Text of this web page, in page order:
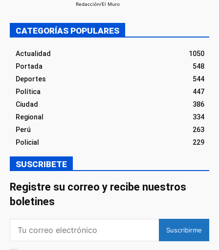
Redacción/El Muro
CATEGORÍAS POPULARES
Actualidad
1050
Portada
548
Deportes
544
Política
447
Ciudad
386
Regional
334
Perú
263
Policial
229
SUSCRIBETE
Registre su correo y recibe nuestros
boletines
Suscribirme